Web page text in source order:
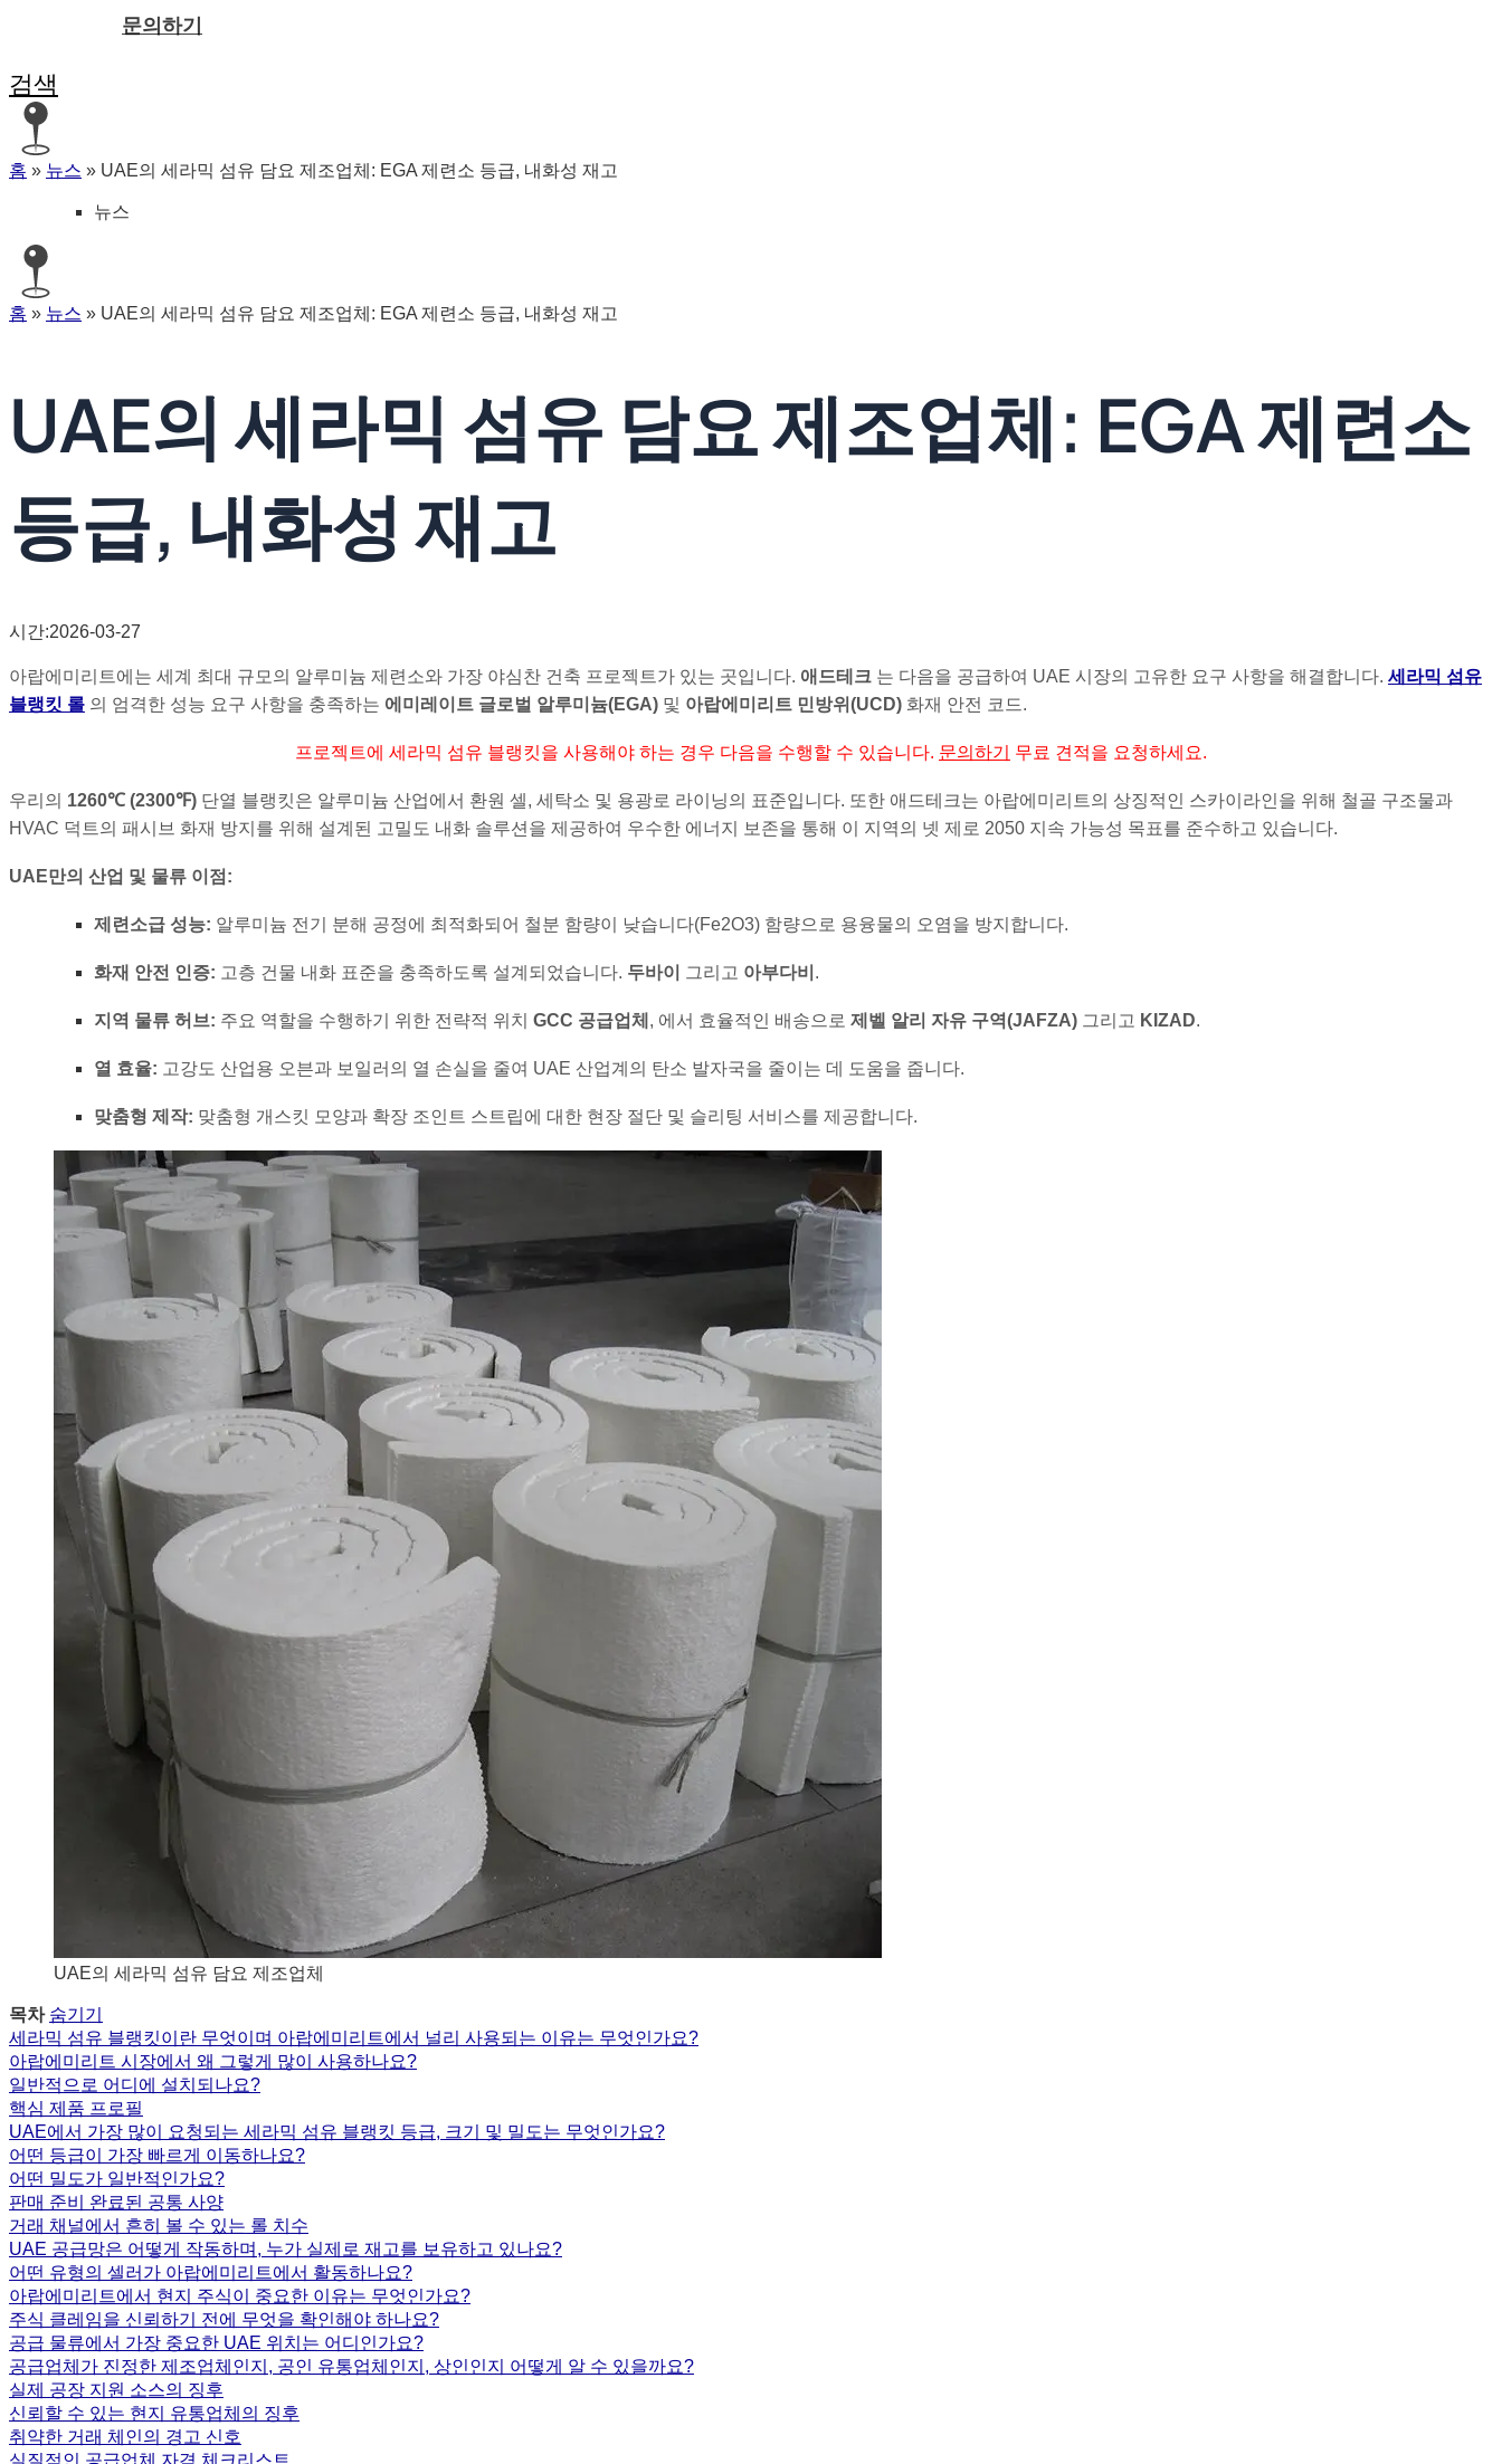
문의하기
검색
홈 » 뉴스 » UAE의 세라믹 섬유 담요 제조업체: EGA 제련소 등급, 내화성 재고
뉴스
홈 » 뉴스 » UAE의 세라믹 섬유 담요 제조업체: EGA 제련소 등급, 내화성 재고
UAE의 세라믹 섬유 담요 제조업체: EGA 제련소
등급, 내화성 재고
시간:2026-03-27
아랍에미리트에는 세계 최대 규모의 알루미늄 제련소와 가장 야심찬 건축 프로젝트가 있는 곳입니다. 애드테크 는 다음을 공급하여 UAE 시장의 고유한 요구 사항을 해결합니다. 세라믹 섬유
블랭킷 롤 의 엄격한 성능 요구 사항을 충족하는 에미레이트 글로벌 알루미늄(EGA) 및 아랍에미리트 민방위(UCD) 화재 안전 코드.
프로젝트에 세라믹 섬유 블랭킷을 사용해야 하는 경우 다음을 수행할 수 있습니다. 문의하기 무료 견적을 요청하세요.
우리의 1260℃ (2300℉) 단열 블랭킷은 알루미늄 산업에서 환원 셀, 세탁소 및 용광로 라이닝의 표준입니다. 또한 애드테크는 아랍에미리트의 상징적인 스카이라인을 위해 철골 구조물과
HVAC 덕트의 패시브 화재 방지를 위해 설계된 고밀도 내화 솔루션을 제공하여 우수한 에너지 보존을 통해 이 지역의 넷 제로 2050 지속 가능성 목표를 준수하고 있습니다.
UAE만의 산업 및 물류 이점:
제련소급 성능: 알루미늄 전기 분해 공정에 최적화되어 철분 함량이 낮습니다(Fe2O3) 함량으로 용융물의 오염을 방지합니다.
화재 안전 인증: 고층 건물 내화 표준을 충족하도록 설계되었습니다. 두바이 그리고 아부다비 .
지역 물류 허브: 주요 역할을 수행하기 위한 전략적 위치 GCC 공급업체 , 에서 효율적인 배송으로 제벨 알리 자유 구역(JAFZA) 그리고 KIZAD.
열 효율: 고강도 산업용 오븐과 보일러의 열 손실을 줄여 UAE 산업계의 탄소 발자국을 줄이는 데 도움을 줍니다.
맞춤형 제작: 맞춤형 개스킷 모양과 확장 조인트 스트립에 대한 현장 절단 및 슬리팅 서비스를 제공합니다.
UAE의 세라믹 섬유 담요 제조업체
목차 숨기기
세라믹 섬유 블랭킷이란 무엇이며 아랍에미리트에서 널리 사용되는 이유는 무엇인가요?
아랍에미리트 시장에서 왜 그렇게 많이 사용하나요?
일반적으로 어디에 설치되나요?
핵심 제품 프로필
UAE에서 가장 많이 요청되는 세라믹 섬유 블랭킷 등급, 크기 및 밀도는 무엇인가요?
어떤 등급이 가장 빠르게 이동하나요?
어떤 밀도가 일반적인가요?
판매 준비 완료된 공통 사양
거래 채널에서 흔히 볼 수 있는 롤 치수
UAE 공급망은 어떻게 작동하며, 누가 실제로 재고를 보유하고 있나요?
어떤 유형의 셀러가 아랍에미리트에서 활동하나요?
아랍에미리트에서 현지 주식이 중요한 이유는 무엇인가요?
주식 클레임을 신뢰하기 전에 무엇을 확인해야 하나요?
공급 물류에서 가장 중요한 UAE 위치는 어디인가요?
공급업체가 진정한 제조업체인지, 공인 유통업체인지, 상인인지 어떻게 알 수 있을까요?
실제 공장 지원 소스의 징후
신뢰할 수 있는 현지 유통업체의 징후
취약한 거래 체인의 경고 신호
실질적인 공급업체 자격 체크리스트